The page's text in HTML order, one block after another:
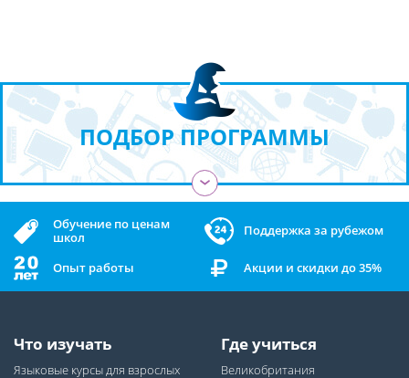
ПОДБОР ПРОГРАММЫ
›
Обучение по ценам
школ
Поддержка за рубежом
Опыт работы Акции и скидки до 35%
Что изучать
Языковые курсы для взрослых
Где учиться
Великобритания